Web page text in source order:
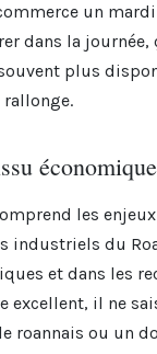
un
dans la journée,
plus
les
du
et dans les
excellent, il ne
ou un